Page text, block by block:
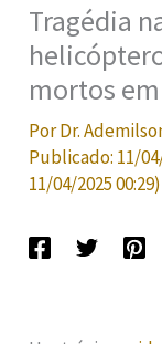
Tragédia
mortos em
PorDr.
Publicado: 11/
11/04/2025 00:29)